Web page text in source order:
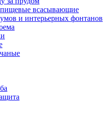
всасывающие
и интерьерных фонтанов